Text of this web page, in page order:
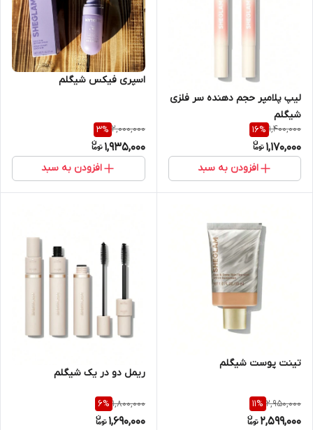
لیپ پلامپر حجم دهنده سر فلزی
شیگلم
1,400,000
16%
1,170,000
افزودن به سبد
‌اسپری فیکس شیگلم
2,000,000
3%
1,935,000
افزودن به سبد
تینت پوست شیگلم
2,950,000
11%
2,599,000
ریمل دو در یک شیگلم
1,800,000
6%
1,690,000